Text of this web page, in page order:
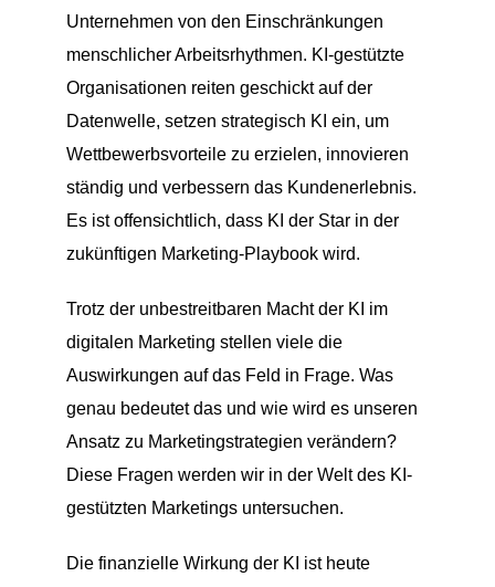
Unternehmen von den Einschränkungen
menschlicher Arbeitsrhythmen. KI-gestützte
Organisationen reiten geschickt auf der
Datenwelle, setzen strategisch KI ein, um
Wettbewerbsvorteile zu erzielen, innovieren
ständig und verbessern das Kundenerlebnis.
Es ist offensichtlich, dass KI der Star in der
zukünftigen Marketing-Playbook wird.
Trotz der unbestreitbaren Macht der KI im
digitalen Marketing stellen viele die
Auswirkungen auf das Feld in Frage. Was
genau bedeutet das und wie wird es unseren
Ansatz zu Marketingstrategien verändern?
Diese Fragen werden wir in der Welt des KI-
gestützten Marketings untersuchen.
Die finanzielle Wirkung der KI ist heute